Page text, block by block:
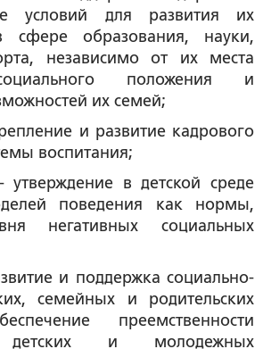
условий для развития их
сфере образования, науки,
независимо от их места
положения и
их семей;
и развитие кадрового
воспитания;
в детской среде
поведения как нормы,
негативных социальных
поддержка социально-
семейных и родительских
преемственности
детских и молодежных